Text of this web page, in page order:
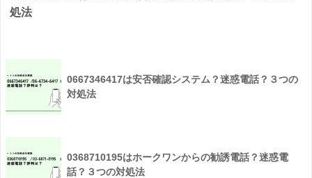
処法
0667346417は安否確認システム？迷惑電話？３つの
対処法
0368710195はホークワンからの勧誘電話？迷惑電
話？３つの対処法